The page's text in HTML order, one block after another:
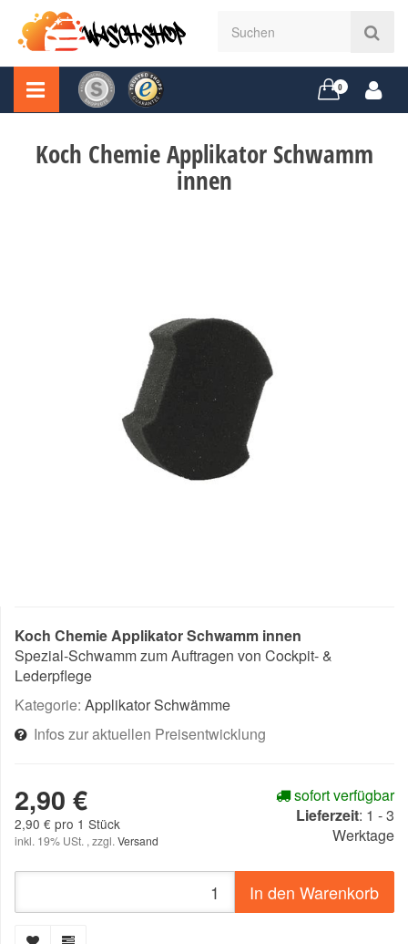
0
Koch Chemie Applikator Schwamm
innen
Koch Chemie Applikator Schwamm innen
Spezial-Schwamm zum Auftragen von Cockpit- &
Lederpflege
Kategorie: Applikator Schwämme
Infos zur aktuellen Preisentwicklung
2,90 €
2,90 € pro 1 Stück
inkl. 19% USt. , zzgl. Versand
sofort verfügbar
Lieferzeit: 1 - 3
Werktage
In den Warenkorb